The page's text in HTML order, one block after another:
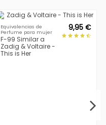
Equivalencias de
Perfume para mujer
F-99 Similar a
Zadig & Voltaire -
This is Her
9,95 €